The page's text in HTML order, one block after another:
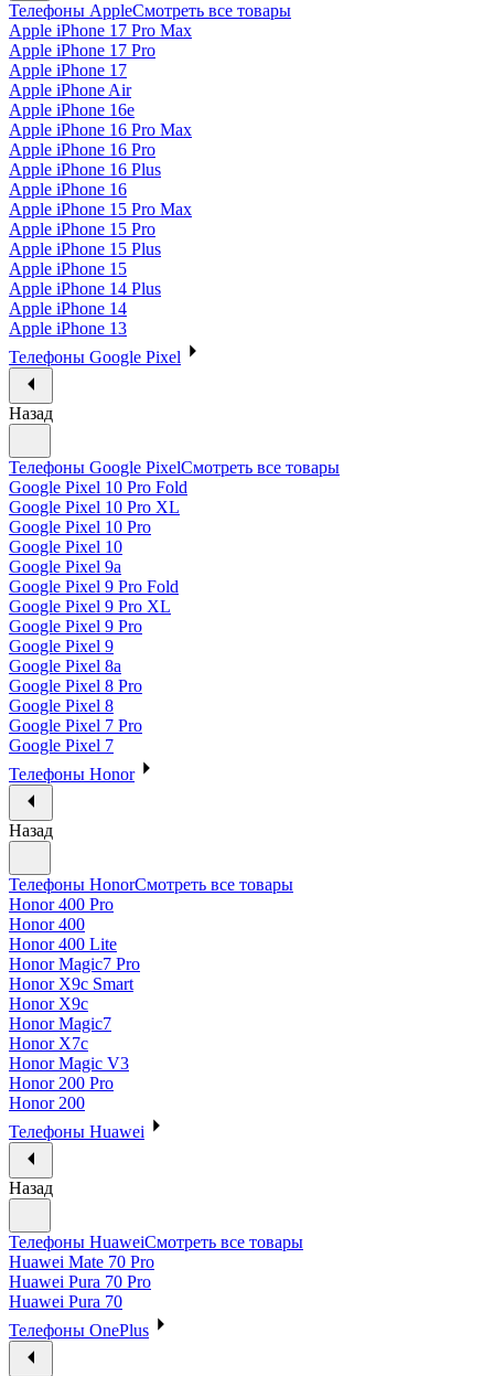
Телефоны AppleСмотреть все товары
Apple iPhone 17 Pro Max
Apple iPhone 17 Pro
Apple iPhone 17
Apple iPhone Air
Apple iPhone 16e
Apple iPhone 16 Pro Max
Apple iPhone 16 Pro
Apple iPhone 16 Plus
Apple iPhone 16
Apple iPhone 15 Pro Max
Apple iPhone 15 Pro
Apple iPhone 15 Plus
Apple iPhone 15
Apple iPhone 14 Plus
Apple iPhone 14
Apple iPhone 13
Телефоны Google Pixel
Назад
Телефоны Google PixelСмотреть все товары
Google Pixel 10 Pro Fold
Google Pixel 10 Pro XL
Google Pixel 10 Pro
Google Pixel 10
Google Pixel 9a
Google Pixel 9 Pro Fold
Google Pixel 9 Pro XL
Google Pixel 9 Pro
Google Pixel 9
Google Pixel 8a
Google Pixel 8 Pro
Google Pixel 8
Google Pixel 7 Pro
Google Pixel 7
Телефоны Honor
Назад
Телефоны HonorСмотреть все товары
Honor 400 Pro
Honor 400
Honor 400 Lite
Honor Magic7 Pro
Honor X9c Smart
Honor X9c
Honor Magic7
Honor X7c
Honor Magic V3
Honor 200 Pro
Honor 200
Телефоны Huawei
Назад
Телефоны HuaweiСмотреть все товары
Huawei Mate 70 Pro
Huawei Pura 70 Pro
Huawei Pura 70
Телефоны OnePlus